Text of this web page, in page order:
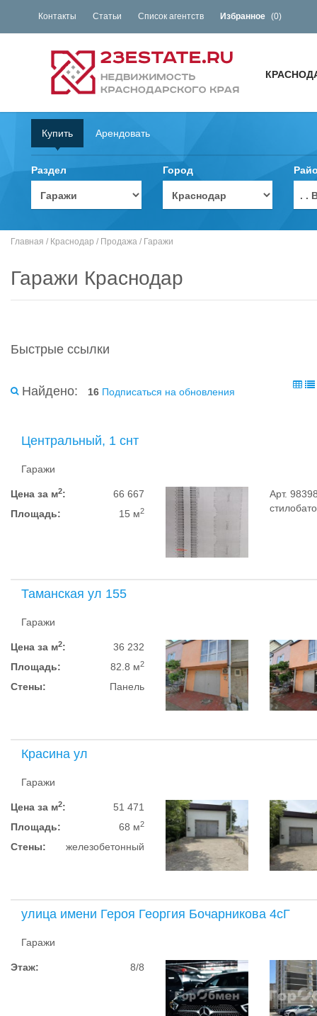
Контакты Статьи Список агентств Избранное (0)
Купить Арендовать
Раздел Город
. .
Главная / Краснодар / Продажа / Гаражи
Гаражи Краснодар
Быстрые ссылки
Найдено: 16 Подписаться на обновления
Центральный, 1 снт
Гаражи
Цена за м2:
66 667
Площадь:
15 м2
Арт.
Таманская ул 155
Гаражи
Цена за м2:
36 232
Площадь:
82.8 м2
Стены: Панель
Красина ул
Гаражи
Цена за м2:
51 471
Площадь:
68 м2
Стены: железобетонный
улица имени Героя Георгия Бочарникова 4сГ
Гаражи
Этаж: 8/8